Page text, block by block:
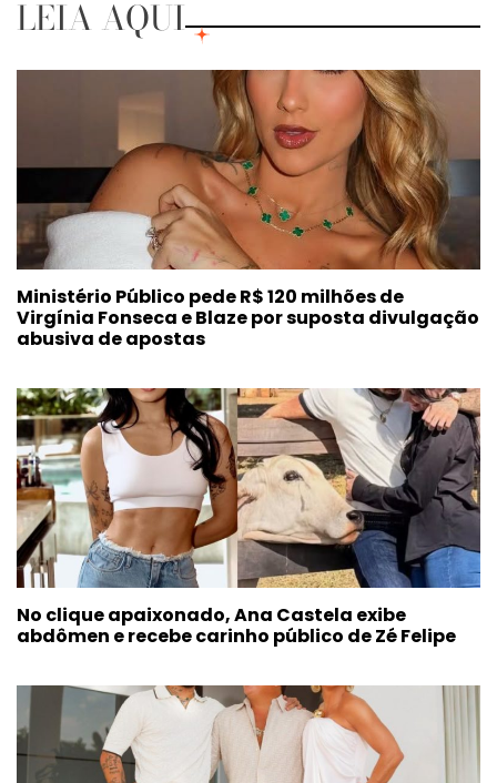
LEIA AQUI
Ministério Público pede R$ 120 milhões de
Virgínia Fonseca e Blaze por suposta divulgação
abusiva de apostas
No clique apaixonado, Ana Castela exibe
abdômen e recebe carinho público de Zé Felipe